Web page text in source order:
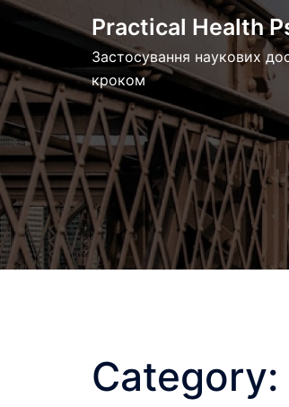
Skip
content
Practical Health
Застосування наукових
кроком
Category: